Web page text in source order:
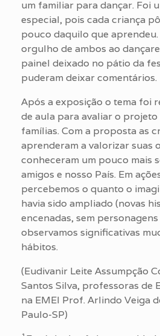
um familiar para dançar. Foi
especial, pois cada criança
pouco daquilo que aprendeu.
orgulho de ambos ao
painel deixado no pátio da
puderam deixar comentários.
Após a exposição o tema foi
de aula para avaliar o projeto
famílias. Com a proposta as
aprenderam a valorizar suas
conheceram um pouco mais
amigos e nosso País. Em
percebemos o quanto o
havia sido ampliado (novas
encenadas, sem
observamos significativas
hábitos.
(Eudivanir Leite Assumpção
Santos Silva, professoras de
na EMEI Prof. Arlindo Veiga
Paulo-SP)